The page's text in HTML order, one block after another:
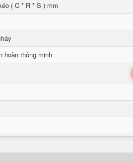
( C * R * S ) mm
hoàn thông minh